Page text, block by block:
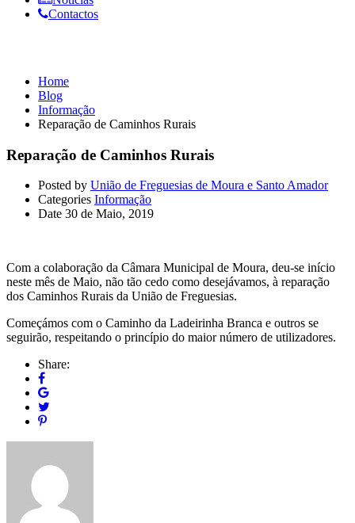
Contactos
Home
Blog
Informação
Reparação de Caminhos Rurais
Reparação de Caminhos Rurais
Posted by União de Freguesias de Moura e Santo Amador
Categories Informação
Date 30 de Maio, 2019
Com a colaboração da Câmara Municipal de Moura, deu-se início
neste mês de Maio, não tão cedo como desejávamos, à reparação
dos Caminhos Rurais da União de Freguesias.
Começámos com o Caminho da Ladeirinha Branca e outros se
seguirão, respeitando o princípio do maior número de utilizadores.
Share: